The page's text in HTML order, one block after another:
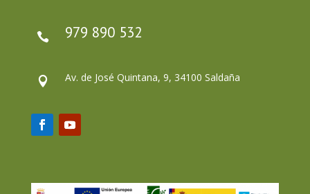
 979 890 532
 Av. de José Quintana, 9, 34100 Saldaña